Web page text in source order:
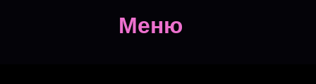
Меню